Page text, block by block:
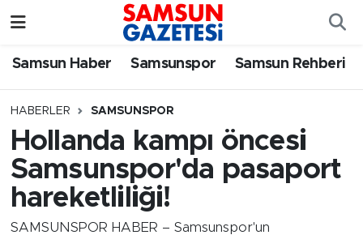
Samsun Haber Samsunspor Samsun Rehberi
HABERLER SAMSUNSPOR
Hollanda kampı öncesi
Samsunspor'da pasaport
hareketliliği!
SAMSUNSPOR HABER – Samsunspor'un
Samsun Haber
Samsun Rehberi
Resmi İlanlar
Samsun Nöbetçi Eczaneler
SAMSUN Namaz Vakitleri
Samsun Trafik Yoğunluk Haritası
Süper Lig Puan Durumu ve Fikstür